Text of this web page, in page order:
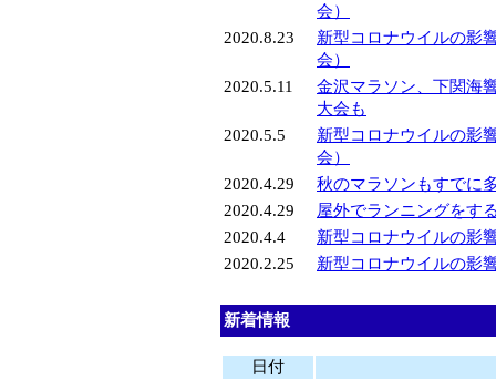
会）
2020.8.23
新型コロナウイルの影
会）
2020.5.11
金沢マラソン、下関海
大会も
2020.5.5
新型コロナウイルの影
会）
2020.4.29
秋のマラソンもすでに
2020.4.29
屋外でランニングをす
2020.4.4
新型コロナウイルの影
2020.2.25
新型コロナウイルの影
新着情報
日付